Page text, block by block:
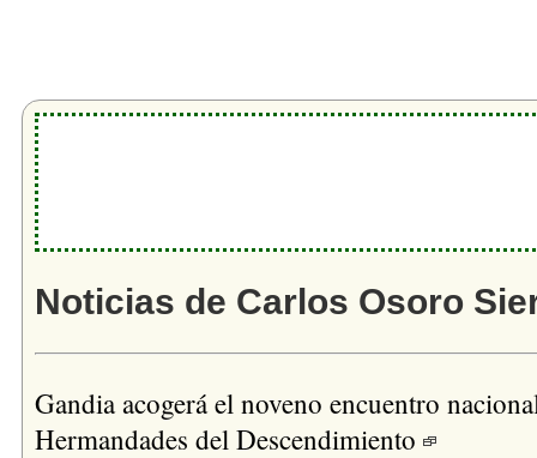
Noticias de Carlos Osoro
Gandia acogerá el noveno encuentro
Hermandades del Descendimiento